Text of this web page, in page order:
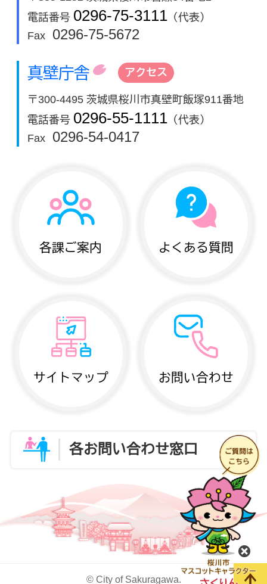
電話番号 0296-75-3111 （代表）
Fax
0296-75-5672
真壁庁舎 アクセス
〒300-4495 茨城県桜川市真壁町飯塚911番地
電話番号 0296-55-1111 （代表）
Fax
0296-54-0417
各課ご案内 よくある質問
サイトマップ お問い合わせ
各お問い合わせ窓口
© City of Sakuragawa.